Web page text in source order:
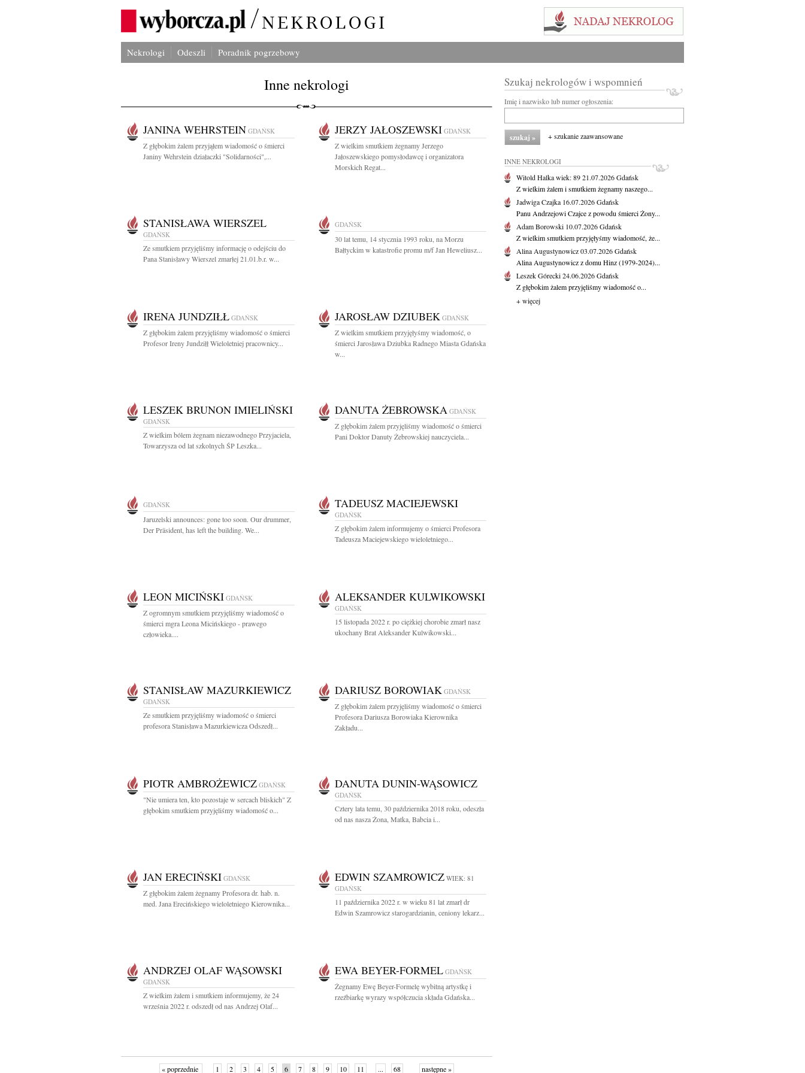
Nekrologi Odeszli Poradnik pogrzebowy
Inne nekrologi
JANINA WEHRSTEIN GDAŃSK
Z głębokim żalem przyjąłem wiadomość o śmierci
Janiny Wehrstein działaczki "Solidarności",...
JERZY JAŁOSZEWSKI GDAŃSK
Z wielkim smutkiem żegnamy Jerzego
Jałoszewskiego pomysłodawcę i organizatora
Morskich Regat...
STANISŁAWA WIERSZEL
GDAŃSK
Ze smutkiem przyjęliśmy informację o odejściu do
Pana Stanisławy Wierszel zmarłej 21.01.b.r. w...
GDAŃSK
30 lat temu, 14 stycznia 1993 roku, na Morzu
Bałtyckim w katastrofie promu m/f Jan Heweliusz...
IRENA JUNDZIŁŁ GDAŃSK
Z głębokim żalem przyjęliśmy wiadomość o śmierci
Profesor Ireny Jundziłł Wieloletniej pracownicy...
JAROSŁAW DZIUBEK GDAŃSK
Z wielkim smutkiem przyjęłyśmy wiadomość, o
śmierci Jarosława Dziubka Radnego Miasta Gdańska
w...
LESZEK BRUNON IMIELIŃSKI
GDAŃSK
Z wielkim bólem żegnam niezawodnego Przyjaciela,
Towarzysza od lat szkolnych ŚP Leszka...
DANUTA ŻEBROWSKA GDAŃSK
Z głębokim żalem przyjęliśmy wiadomość o śmierci
Pani Doktor Danuty Żebrowskiej nauczyciela...
GDAŃSK
Jaruzelski announces: gone too soon. Our drummer,
Der Präsident, has left the building. We...
TADEUSZ MACIEJEWSKI
GDAŃSK
Z głębokim żalem informujemy o śmierci Profesora
Tadeusza Maciejewskiego wieloletniego...
LEON MICIŃSKI GDAŃSK
Z ogromnym smutkiem przyjęliśmy wiadomość o
śmierci mgra Leona Micińskiego - prawego
człowieka....
ALEKSANDER KULWIKOWSKI
GDAŃSK
15 listopada 2022 r. po ciężkiej chorobie zmarł nasz
ukochany Brat Aleksander Kulwikowski...
STANISŁAW MAZURKIEWICZ
GDAŃSK
Ze smutkiem przyjęliśmy wiadomość o śmierci
profesora Stanisława Mazurkiewicza Odszedł...
DARIUSZ BOROWIAK GDAŃSK
Z głębokim żalem przyjęliśmy wiadomość o śmierci
Profesora Dariusza Borowiaka Kierownika
Zakładu...
PIOTR AMBROŻEWICZ GDAŃSK
"Nie umiera ten, kto pozostaje w sercach bliskich" Z
głębokim smutkiem przyjęliśmy wiadomość o...
DANUTA DUNIN-WĄSOWICZ
GDAŃSK
Cztery lata temu, 30 października 2018 roku, odeszła
od nas nasza Żona, Matka, Babcia i...
JAN ERECIŃSKI GDAŃSK
Z głębokim żalem żegnamy Profesora dr. hab. n.
med. Jana Erecińskiego wieloletniego Kierownika...
EDWIN SZAMROWICZ WIEK: 81
GDAŃSK
11 października 2022 r. w wieku 81 lat zmarł dr
Edwin Szamrowicz starogardzianin, ceniony lekarz...
ANDRZEJ OLAF WĄSOWSKI
GDAŃSK
Z wielkim żalem i smutkiem informujemy, że 24
września 2022 r. odszedł od nas Andrzej Olaf...
EWA BEYER-FORMEL GDAŃSK
Żegnamy Ewę Beyer-Formelę wybitną artystkę i
rzeźbiarkę wyrazy współczucia składa Gdańska...
« poprzednie 1 2 3 4 5 6 7 8 9 10 11 ... 68 następne »
Szukaj nekrologów i wspomnień
Imię i nazwisko lub numer ogłoszenia:
+ szukanie zaawansowane
INNE NEKROLOGI
Witold Halkawiek: 8921.07.2026Gdańsk
Z wielkim żalem i smutkiem żegnamy naszego...
Jadwiga Czajka 16.07.2026Gdańsk
Panu Andrzejowi Czajce z powodu śmierci Żony...
Adam Borowski 10.07.2026Gdańsk
Z wielkim smutkiem przyjęłyśmy wiadomość, że...
Alina Augustynowicz03.07.2026Gdańsk
Alina Augustynowicz z domu Hinz (1979-2024)...
Leszek Górecki24.06.2026Gdańsk
Z głębokim żalem przyjęliśmy wiadomość o...
+ więcej